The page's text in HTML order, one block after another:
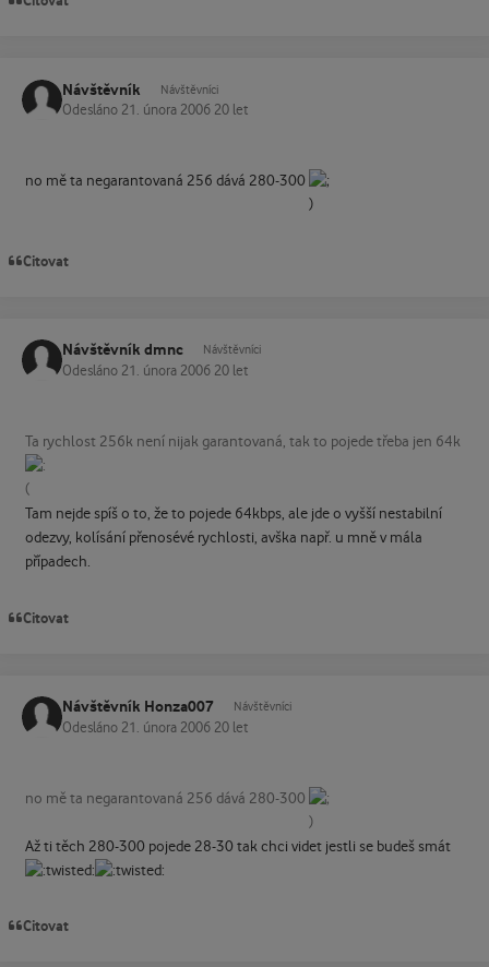
Návštěvník Návštěvníci
Odesláno 21. února 2006 20 let
no mě ta negarantovaná 256 dává 280-300
Citovat
Návštěvník dmnc Návštěvníci
Odesláno 21. února 2006 20 let
Ta rychlost 256k není nijak garantovaná, tak to pojede třeba jen 64k
Tam nejde spíš o to, že to pojede 64kbps, ale jde o vyšší nestabilní
odezvy, kolísání přenosévé rychlosti, avška např. u mně v mála
případech.
Citovat
Návštěvník Honza007 Návštěvníci
Odesláno 21. února 2006 20 let
no mě ta negarantovaná 256 dává 280-300
Až ti těch 280-300 pojede 28-30 tak chci videt jestli se budeš smát
Citovat